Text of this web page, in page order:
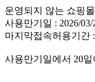
운영되지 않는 쇼핑
사용만기일 : 2026/03/
마지막접속허용기간 :
사용만기일에서 20